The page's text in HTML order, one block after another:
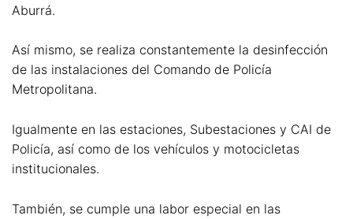
Aburrá.
Así mismo, se realiza constantemente la desinfección
de las instalaciones del Comando de Policía
Metropolitana.
Igualmente en las estaciones, Subestaciones y CAI de
Policía, así como de los vehículos y motocicletas
institucionales.
También, se cumple una labor especial en las